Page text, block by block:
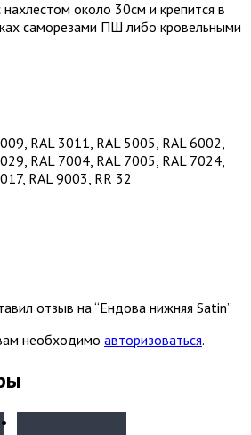
около 30см и крепится в
саморезами ПШ либо кровельными
RAL 3011, RAL 5005, RAL 6002,
RAL 7004, RAL 7005, RAL 7024,
RAL 9003, RR 32
отзыв на “Ендова нижняя Satin”
необходимо авторизоваться.